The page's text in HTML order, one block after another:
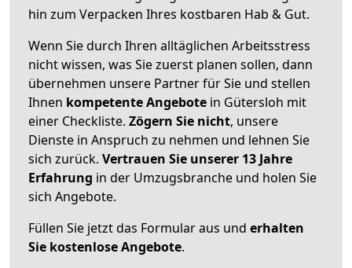
hin zum Verpacken Ihres kostbaren Hab & Gut.
Wenn Sie durch Ihren alltäglichen Arbeitsstress
nicht wissen, was Sie zuerst planen sollen, dann
übernehmen unsere Partner für Sie und stellen
Ihnen kompetente Angebote in Gütersloh mit
einer Checkliste. Zögern Sie nicht, unsere
Dienste in Anspruch zu nehmen und lehnen Sie
sich zurück. Vertrauen Sie unserer 13 Jahre
Erfahrung in der Umzugsbranche und holen Sie
sich Angebote.
Füllen Sie jetzt das Formular aus und erhalten
Sie kostenlose Angebote.